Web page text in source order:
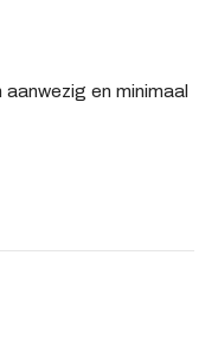
en minimaal